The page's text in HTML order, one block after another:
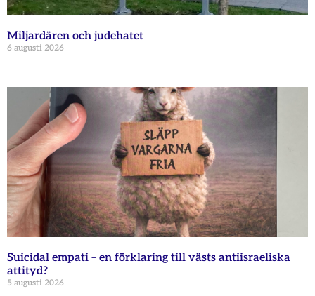
Miljardären och judehatet
6 augusti 2026
Suicidal empati – en förklaring till västs antiisraeliska
attityd?
5 augusti 2026